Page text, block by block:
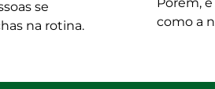
se
na rotina.
como a